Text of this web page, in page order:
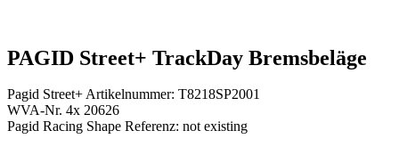
PAGID Street+ TrackDay Bremsbeläge
Pagid Street+ Artikelnummer: T8218SP2001
WVA-Nr. 4x 20626
Pagid Racing Shape Referenz: not existing